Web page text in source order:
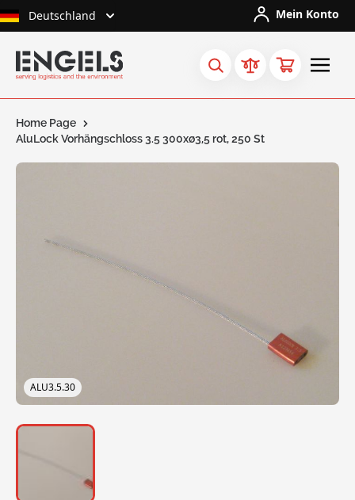
Skip to Content
Deutschland Mein Konto
Home Page
AluLock Vorhängschloss 3.5 300xø3,5 rot, 250 St
ALU3.5.30